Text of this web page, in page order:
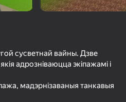
сусветнай вайны. Дзве
адрозніваюцца экіпажамі і
мадэрнізаваныя танкавыя